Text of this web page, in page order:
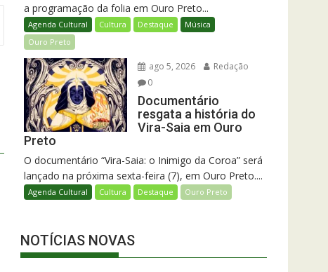
a programação da folia em Ouro Preto...
Agenda Cultural Cultura Destaque
Música
Ouro Preto
ago 5, 2026
Redação
0
Documentário
resgata a história do
Vira-Saia em Ouro
Preto
O documentário “Vira-Saia: o Inimigo da Coroa” será
lançado na próxima sexta-feira (7), em Ouro Preto....
Agenda Cultural Cultura Destaque Ouro Preto
NOTÍCIAS NOVAS